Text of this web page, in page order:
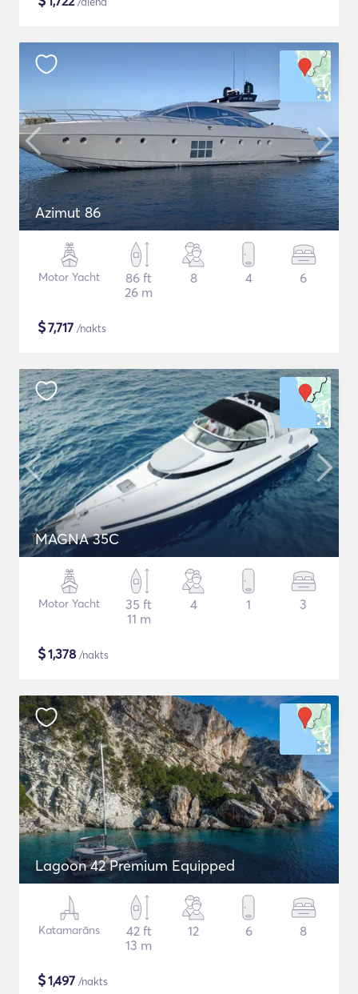
Azimut 86
Motor Yacht
86 ft
26 m
8 4 6
$7,717 /nakts
MAGNA 35C
Motor Yacht
35 ft
11 m
4 1 3
$1,378 /nakts
Lagoon 42 Premium Equipped
Katamarāns
42 ft
13 m
12 6 8
$1,497 /nakts